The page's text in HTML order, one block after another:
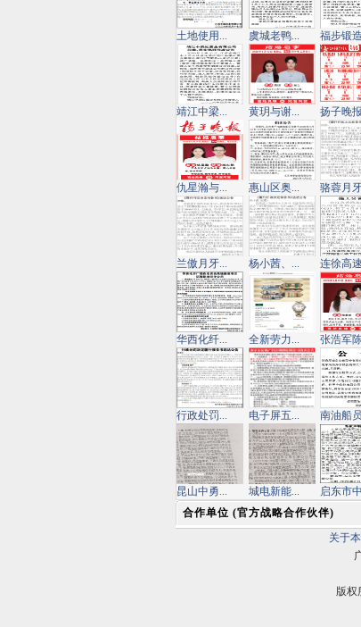
土地使用... 虞城老鸭... 福步锻
靖江中梁... 黄玥与谢... 扬子晚
仇星瀚与... 惠山区奥... 骆蓉月
兰傲月牙... 杨小茜、... 连徐高
华西化纤... 全新劳力... 张浩军
行政处罚... 电子屏五... 南油船
昆山中勇... 城电新能...
启东市
合作单位 (官方战略合作伙伴)
关于
版权